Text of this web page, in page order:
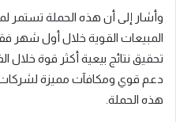
وأشار إلى أن هذه الحملة
المبيعات القوية خلال أول شهر
تحقيق نتائج بيعية أكثر قوة خلال
دعم قوي ومكافآت مميزة لشركات
هذه الحملة.